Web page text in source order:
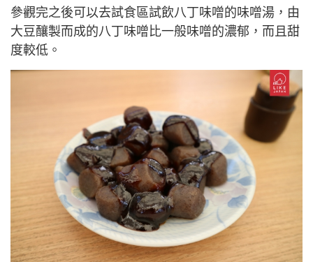
參觀完之後可以去試食區試飲八丁味噌的味噌湯 ，由
大豆釀製而成的八丁味噌比一般味噌的濃郁，而且甜
度較低。